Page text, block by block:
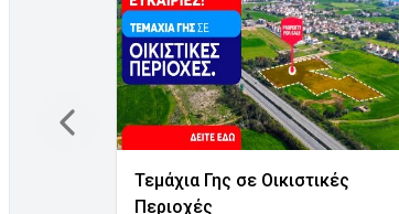
Τεμάχια Γης σε Οικιστικές
Περιοχές